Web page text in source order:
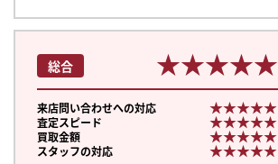
総合 ★★★★★
★★★★★
来店問い合わせへの対応 ★★★★★
★★★★★
査定スピード
★★★★★
★★★★★
買取金額
★★★★★
★★★★★
スタッフの対応
★★★★★
★★★★★